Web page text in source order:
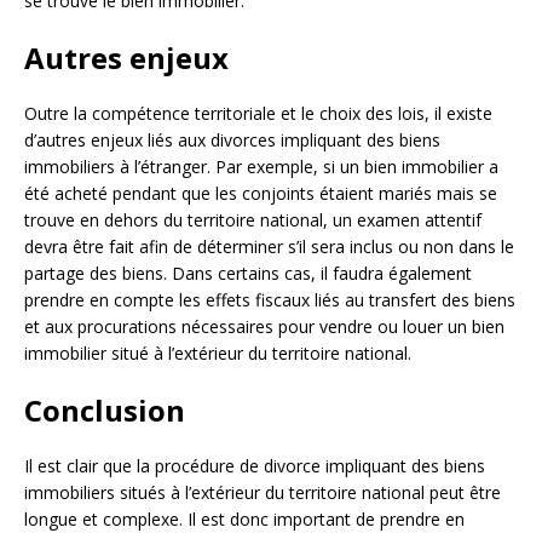
Autres enjeux
Outre la compétence territoriale et le choix des lois, il existe
d’autres enjeux liés aux divorces impliquant des biens
immobiliers à l’étranger. Par exemple, si un bien immobilier a
été acheté pendant que les conjoints étaient mariés mais se
trouve en dehors du territoire national, un examen attentif
devra être fait afin de déterminer s’il sera inclus ou non dans le
partage des biens. Dans certains cas, il faudra également
prendre en compte les effets fiscaux liés au transfert des biens
et aux procurations nécessaires pour vendre ou louer un bien
immobilier situé à l’extérieur du territoire national.
Conclusion
Il est clair que la procédure de divorce impliquant des biens
immobiliers situés à l’extérieur du territoire national peut être
longue et complexe. Il est donc important de prendre en